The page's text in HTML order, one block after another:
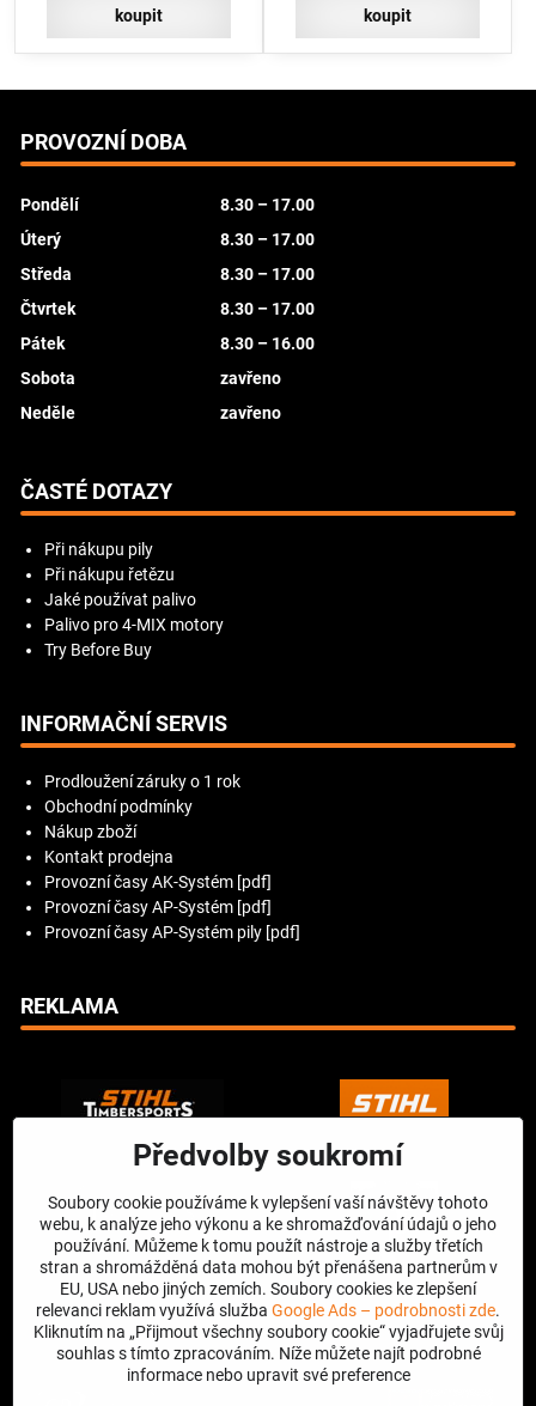
koupit koupit
PROVOZNÍ DOBA
Pondělí
8.30 – 17.00
Úterý
8.30 – 17.00
Středa
8.30 – 17.00
Čtvrtek
8.30 – 17.00
Pátek
8.30 – 16.00
Sobota
zavřeno
Neděle
zavřeno
ČASTÉ DOTAZY
Při nákupu pily
Při nákupu řetězu
Jaké používat palivo
Palivo pro 4-MIX motory
Try Before Buy
INFORMAČNÍ SERVIS
Prodloužení záruky o 1 rok
Obchodní podmínky
Nákup zboží
Kontakt prodejna
Provozní časy AK-Systém [pdf]
Provozní časy AP-Systém [pdf]
Provozní časy AP-Systém pily [pdf]
REKLAMA
Předvolby soukromí
Soubory cookie používáme k vylepšení vaší návštěvy tohoto
webu, k analýze jeho výkonu a ke shromažďování údajů o jeho
používání. Můžeme k tomu použít nástroje a služby třetích
stran a shromážděná data mohou být přenášena partnerům v
EU, USA nebo jiných zemích. Soubory cookies ke zlepšení
relevanci reklam využívá služba Google Ads – podrobnosti zde.
Kliknutím na „Přijmout všechny soubory cookie“ vyjadřujete svůj
souhlas s tímto zpracováním. Níže můžete najít podrobné
informace nebo upravit své preference